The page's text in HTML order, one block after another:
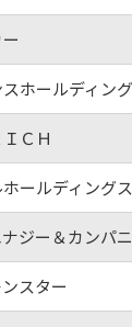
ホールディン
ＣＨ
ホールディングス
ジー＆カンパ
スター